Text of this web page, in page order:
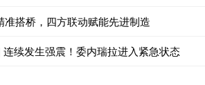
搭桥，四方联动赋能先进制造
续发生强震！委内瑞拉进入紧急状态